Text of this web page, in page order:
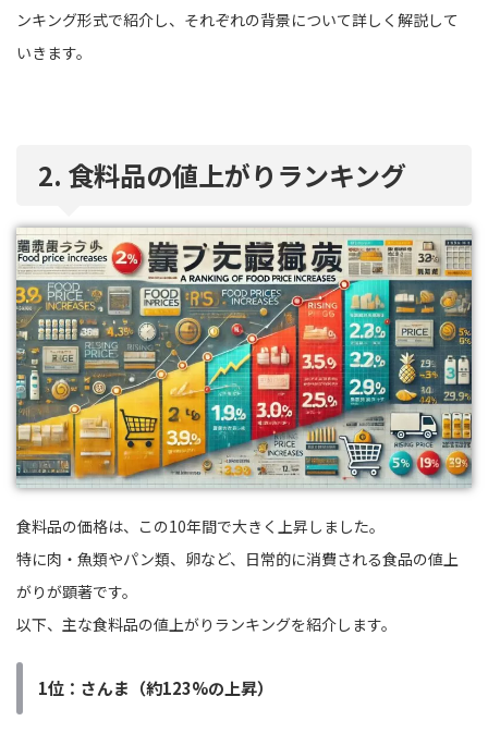
ンキング形式で紹介し、それぞれの背景について詳しく解説して
いきます。
2. 食料品の値上がりランキング
食料品の価格は、この10年間で大きく上昇しました。
特に肉・魚類やパン類、卵など、日常的に消費される食品の値上
がりが顕著です。
以下、主な食料品の値上がりランキングを紹介します。
1位：さんま（約123%の上昇）